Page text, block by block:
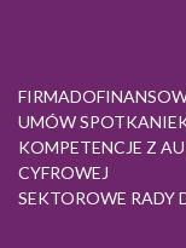
FIRMA
UMÓW SPOTKANIE
KOMPETENCJE Z
CYFROWEJ
SEKTOROWE RADY